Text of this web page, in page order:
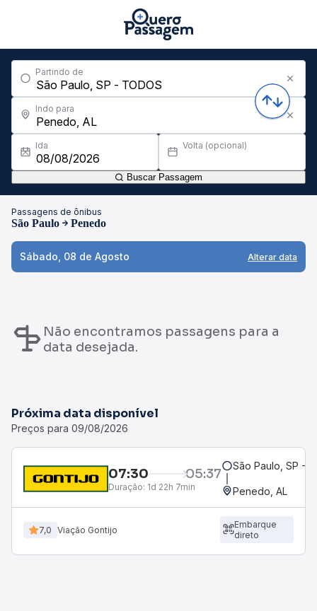
Partindo de
Indo para
Ida Volta (opcional)
Buscar Passagem
Passagens de ônibus
São Paulo Penedo
Sábado, 08 de Agosto Alterar data
Não encontramos passagens para a
data desejada.
Próxima data disponível
Preços para 09/08/2026
07:30 05:37
Duração: 1d 22h 7min
São Paulo, SP -
Penedo, AL
7,0 Viação Gontijo
Embarque
direto